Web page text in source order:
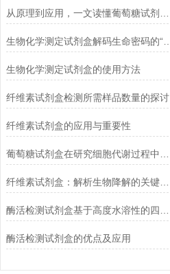
生物化学测定试剂盒的使用方法
纤维素试剂盒检测所需样品数量的探讨
纤维素试剂盒的应用与重要性
纤维素试剂盒：解析生物降解的关键利器
酶活检测试剂盒的优点及应用